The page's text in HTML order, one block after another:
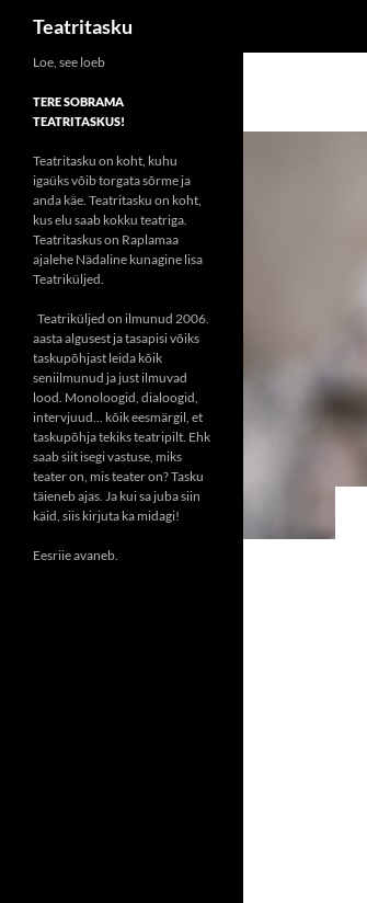
Liigu
juurde
Teatritasku
Loe, see loeb
TERE SOBRAMA
TEATRITASKUS!
Teatritasku on koht, kuhu
igaüks võib torgata sõrme ja
anda käe. Teatritasku on koht,
kus elu saab kokku teatriga.
Teatritaskus on Raplamaa
ajalehe Nädaline kunagine lisa
Teatriküljed.
Teatriküljed on ilmunud 2006.
aasta algusest ja tasapisi võiks
taskupõhjast leida kõik
seniilmunud ja just ilmuvad
lood. Monoloogid, dialoogid,
intervjuud... kõik eesmärgil, et
taskupõhja tekiks teatripilt. Ehk
saab siit isegi vastuse, miks
teater on, mis teater on? Tasku
täieneb ajas. Ja kui sa juba siin
käid, siis kirjuta ka midagi!
Eesriie avaneb.